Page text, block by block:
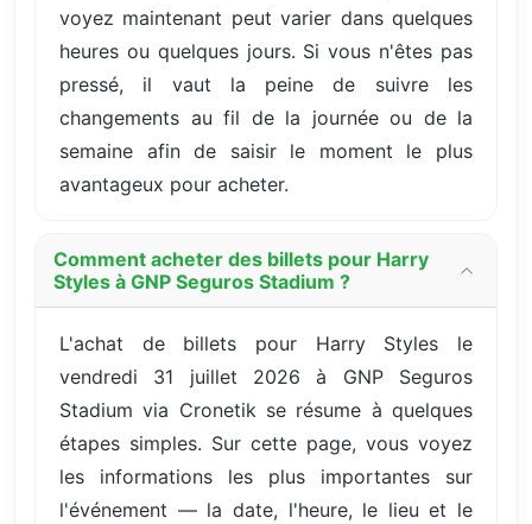
voyez maintenant peut varier dans quelques
heures ou quelques jours. Si vous n'êtes pas
pressé, il vaut la peine de suivre les
changements au fil de la journée ou de la
semaine afin de saisir le moment le plus
avantageux pour acheter.
Comment acheter des billets pour Harry
Styles à GNP Seguros Stadium ?
L'achat de billets pour Harry Styles le
vendredi 31 juillet 2026 à GNP Seguros
Stadium via Cronetik se résume à quelques
étapes simples. Sur cette page, vous voyez
les informations les plus importantes sur
l'événement — la date, l'heure, le lieu et le